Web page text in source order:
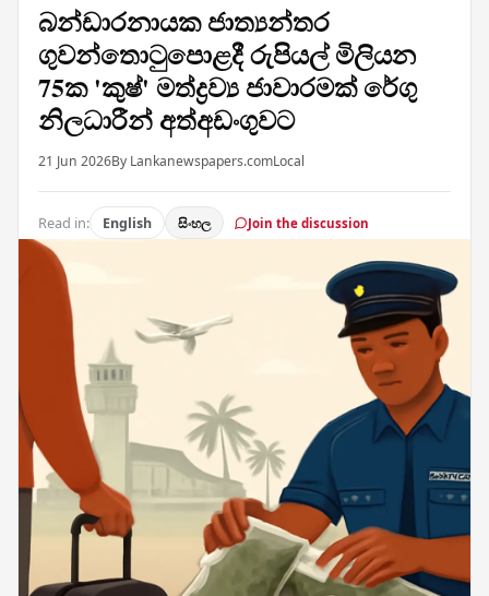
බන්ඩාරනායක ජාත්‍යන්තර
ගුවන්තොටුපොළදී රුපියල් මිලියන
75ක 'කුෂ්' මත්ද්‍රව්‍ය ජාවාරමක් රේගු
නිලධාරීන් අත්අඩංගුවට
21 Jun 2026By Lankanewspapers.comLocal
Read in: English සිංහල Join the discussion